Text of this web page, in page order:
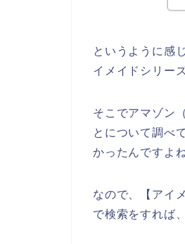
というように感
イメイドシリー
そこでアマゾン
とについて調べ
かったんですよね
なので、【アイ
で検索をすれば